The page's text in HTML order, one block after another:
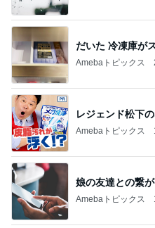
だいた 冷凍庫が
Amebaトピックス
レジェンド松下
Amebaトピックス
娘の友達との繋
Amebaトピックス